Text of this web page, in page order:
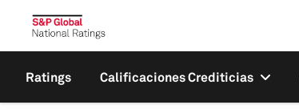
Ratings Calificaciones Crediticias